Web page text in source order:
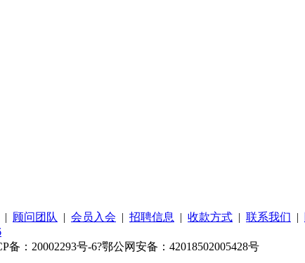
| 顾问团队 | 会员入会 | 招聘信息 | 收款方式 | 联系我们 |
备：20002293号-6?鄂公网安备：42018502005428号